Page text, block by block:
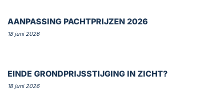
AANPASSING PACHTPRIJZEN 2026
18 juni 2026
EINDE GRONDPRIJSSTIJGING IN ZICHT?
18 juni 2026